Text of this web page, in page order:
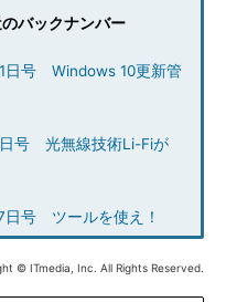
バックナンバー
号 Windows 10更新管
号 光無線技術Li-Fiが
号 ツールを使え！
© ITmedia, Inc. All Rights Reserved.